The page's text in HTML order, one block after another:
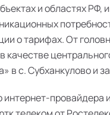
и областях РФ,
о тарифах. От
качестве
в с. Субханкулово и
провайдера